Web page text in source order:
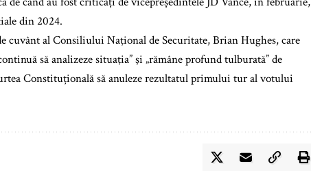
din 2024.
cuvânt al Consiliului Naţional de Securitate, Brian Hughes, care
să analizeze situaţia” şi „rămâne profund tulburată” de
Constituțională să anuleze rezultatul primului tur al votului